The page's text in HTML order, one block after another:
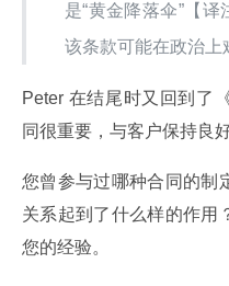
是“黄金降落伞”【译
该条款可能在政治上
Peter 在结尾时又回到了
同很重要，与客户保持良
您曾参与过哪种合同的制
关系起到了什么样的作用
您的经验。